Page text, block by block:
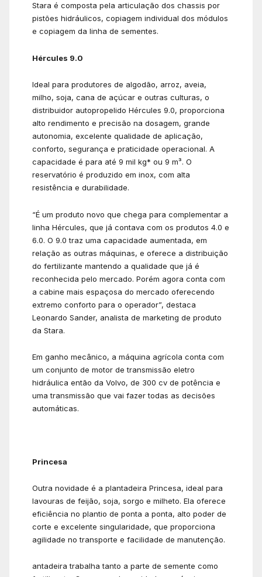
Stara é composta pela articulação dos chassis por
pistões hidráulicos, copiagem individual dos módulos
e copiagem da linha de sementes.
Hércules 9.0
Ideal para produtores de algodão, arroz, aveia,
milho, soja, cana de açúcar e outras culturas, o
distribuidor autopropelido Hércules 9.0, proporciona
alto rendimento e precisão na dosagem, grande
autonomia, excelente qualidade de aplicação,
conforto, segurança e praticidade operacional. A
capacidade é para até 9 mil kg* ou 9 m³. O
reservatório é produzido em inox, com alta
resistência e durabilidade.
“É um produto novo que chega para complementar a
linha Hércules, que já contava com os produtos 4.0 e
6.0. O 9.0 traz uma capacidade aumentada, em
relação as outras máquinas, e oferece a distribuição
do fertilizante mantendo a qualidade que já é
reconhecida pelo mercado. Porém agora conta com
a cabine mais espaçosa do mercado oferecendo
extremo conforto para o operador”, destaca
Leonardo Sander, analista de marketing de produto
da Stara.
Em ganho mecânico, a máquina agrícola conta com
um conjunto de motor de transmissão eletro
hidráulica então da Volvo, de 300 cv de potência e
uma transmissão que vai fazer todas as decisões
automáticas.
Princesa
Outra novidade é a plantadeira Princesa, ideal para
lavouras de feijão, soja, sorgo e milheto. Ela oferece
eficiência no plantio de ponta a ponta, alto poder de
corte e excelente singularidade, que proporciona
agilidade no transporte e facilidade de manutenção.
antadeira trabalha tanto a parte de semente como